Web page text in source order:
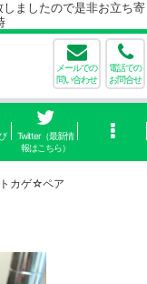
たので是非お立ち寄
メールでの
問い合わせ
電話での
お問合せ
Twitter（最新情
報はこちら）
カゲ☆ペア